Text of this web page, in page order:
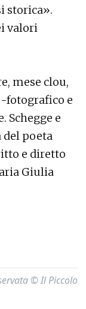
storica».
valori
mese clou,
fotografico e
Schegge e
poeta
e diretto
Giulia
© Il Piccolo